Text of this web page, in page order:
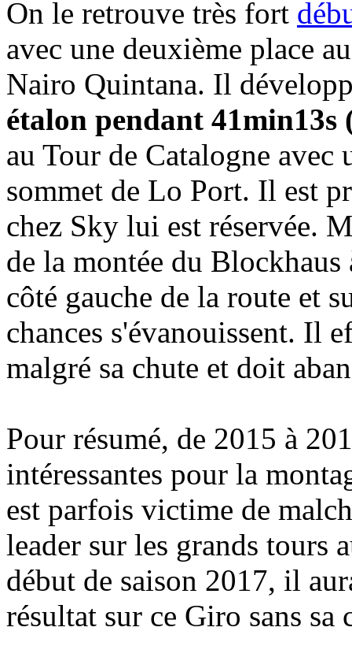
On le retrouve très fort
avec une deuxième place
Nairo Quintana. Il
étalon pendant 41min13s
au Tour de Catalogne avec
sommet de Lo Port. Il est
chez Sky lui est réservée.
de la montée du Blockhaus
côté gauche de la route et
chances s'évanouissent. Il
malgré sa chute et doit
Pour résumé, de 2015 à
intéressantes pour la
est parfois victime de
leader sur les grands tours
début de saison 2017, il
résultat sur ce Giro sans sa